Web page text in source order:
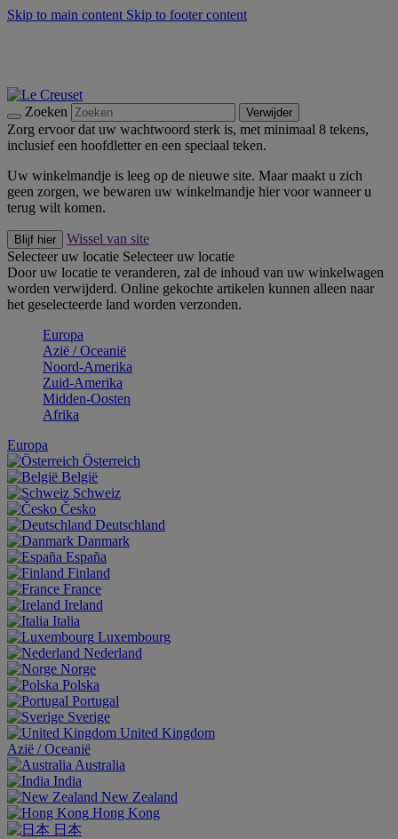
Skip to main content Skip to footer content
Zoeken Verwijder
Zorg ervoor dat uw wachtwoord sterk is, met minimaal 8 tekens,
inclusief een hoofdletter en een speciaal teken.
Uw winkelmandje is leeg op de nieuwe site. Maar maakt u zich
geen zorgen, we bewaren uw winkelmandje hier voor wanneer u
terug wilt komen.
Blijf hier
Wissel van site
Selecteer uw locatie Selecteer uw locatie
Door uw locatie te veranderen, zal de inhoud van uw winkelwagen
worden verwijderd. Online gekochte artikelen kunnen alleen naar
het geselecteerde land worden verzonden.
Europa
Aziё / Oceaniё
Noord-Amerika
Zuid-Amerika
Midden-Oosten
Afrika
Europa
Österreich
België
Schweiz
Česko
Deutschland
Danmark
España
Finland
France
Ireland
Italia
Luxembourg
Nederland
Norge
Polska
Portugal
Sverige
United Kingdom
Aziё / Oceaniё
Australia
India
New Zealand
Hong Kong
日本